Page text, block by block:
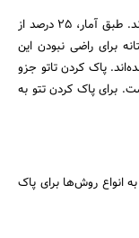
تقریبا 20 درصد از مردم جهان روی بدن خود تاتو دارند. طبق آمار، 25 درصد از
برای راضی نبودن این
پاک کردن تاتو جزو
برای پاک کردن تتو به
انواع روش‌ها برای پاک